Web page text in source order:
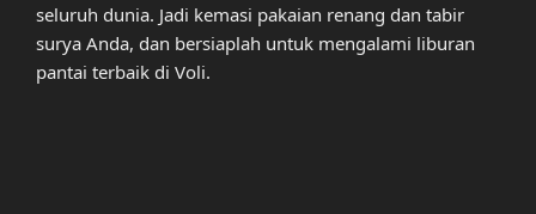
seluruh dunia. Jadi kemasi pakaian renang dan tabir
surya Anda, dan bersiaplah untuk mengalami liburan
pantai terbaik di Voli.